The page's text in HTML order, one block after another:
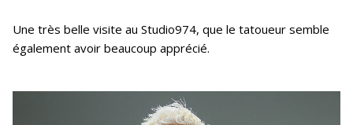
Une très belle visite au Studio974, que le tatoueur semble
également avoir beaucoup apprécié.